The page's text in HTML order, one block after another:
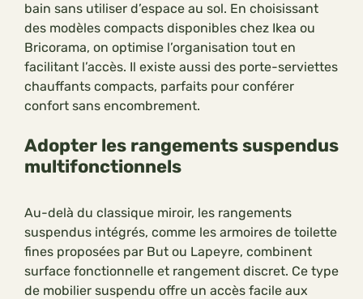
bain sans utiliser d’espace au sol. En choisissant
des modèles compacts disponibles chez Ikea ou
Bricorama, on optimise l’organisation tout en
facilitant l’accès. Il existe aussi des porte-serviettes
chauffants compacts, parfaits pour conférer
confort sans encombrement.
Adopter les rangements suspendus
multifonctionnels
Au-delà du classique miroir, les rangements
suspendus intégrés, comme les armoires de toilette
fines proposées par But ou Lapeyre, combinent
surface fonctionnelle et rangement discret. Ce type
de mobilier suspendu offre un accès facile aux